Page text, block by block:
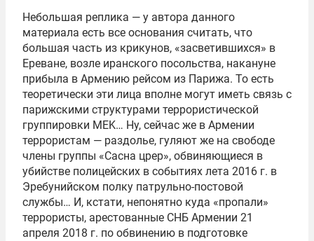
Небольшая реплика — у автора данного
материала есть все основания считать, что
большая часть из крикунов, «засветившихся» в
Ереване, возле иранского посольства, накануне
прибыла в Армению рейсом из Парижа. То есть
теоретически эти лица вполне могут иметь связь с
парижскими структурами террористической
группировки MEK… Ну, сейчас же в Армении
террористам — раздолье, гуляют же на свободе
члены группы «Сасна црер», обвиняющиеся в
убийстве полицейских в событиях лета 2016 г. в
Эребунийском полку патрульно-постовой
службы… И, кстати, непонятно куда «пропали»
террористы, арестованные СНБ Армении 21
апреля 2018 г. по обвинению в подготовке